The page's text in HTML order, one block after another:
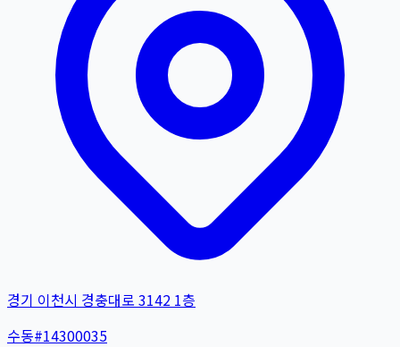
경기 이천시 경충대로 3142 1층
수동#14300035